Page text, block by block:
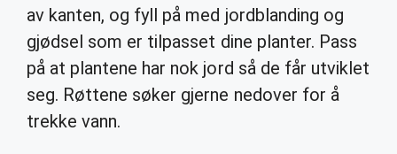
av kanten, og fyll på med jordblanding og
gjødsel som er tilpasset dine planter. Pass
på at plantene har nok jord så de får utviklet
seg. Røttene søker gjerne nedover for å
trekke vann.